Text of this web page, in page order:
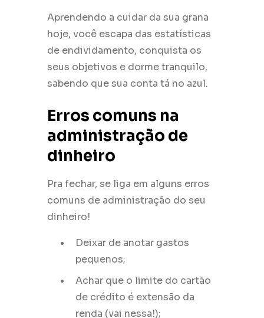
Aprendendo a cuidar da sua grana
hoje, você escapa das estatísticas
de endividamento, conquista os
seus objetivos e dorme tranquilo,
sabendo que sua conta tá no azul.
Erros comuns na
administração de
dinheiro
Pra fechar, se liga em alguns erros
comuns de administração do seu
dinheiro!
Deixar de anotar gastos
pequenos;
Achar que o limite do cartão
de crédito é extensão da
renda (vai nessa!);